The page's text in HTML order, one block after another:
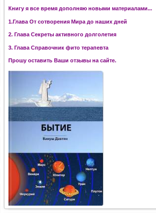
Книгу я все время дополняю новыми материалами...
1.Глава От сотворения Мира до наших дней
2. Глава Секреты активного долголетия
3. Глава Справочник фито терапевта
Прошу оставить Ваши отзывы на сайте.